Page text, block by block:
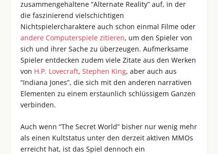
zusammengehaltene “Alternate Reality” auf, in der
die faszinierend vielschichtigen
Nichtspielercharaktere auch schon einmal Filme oder
andere Computerspiele zitieren, um den Spieler von
sich und ihrer Sache zu überzeugen. Aufmerksame
Spieler entdecken zudem viele Zitate aus den Werken
von H.P. Lovecraft,Stephen King, aber auch aus
“Indiana Jones”, die sich mit den anderen narrativen
Elementen zu einem erstaunlich schlüssigem Ganzen
verbinden.
Auch wenn “The Secret World” bisher nur wenig mehr
als einen Kultstatus unter den derzeit aktiven MMOs
erreicht hat, ist das Spiel dennoch ein